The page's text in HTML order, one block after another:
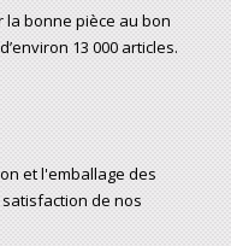
la bonne pièce au bon
13 000 articles.
et l'emballage des
de nos